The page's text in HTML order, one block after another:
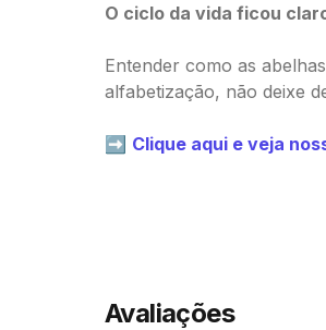
O ciclo da vida ficou
Entender como as
alfabetização, não deixe
➡️ Clique aqui e veja
Avaliações